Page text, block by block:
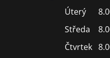
Úterý
Středa
Čtvrtek